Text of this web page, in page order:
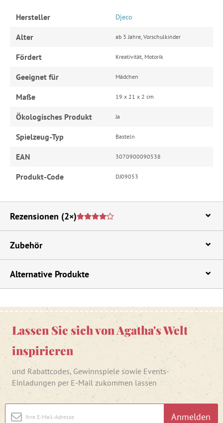
Hersteller Djeco
Alter ab 3 Jahre, Vorschulkinder
Fördert Kreativität, Motorik
Geeignet für Mädchen
Maße 19 x 21 x 2 cm
Ökologisches Produkt Ja
Spielzeug-Typ Basteln
EAN 3070900090538
Produkt-Code DJ09053
Rezensionen (2×)
Zubehör
Alternative Produkte
Lassen Sie sich von Agatha's Welt
inspirieren
und Rabattcodes, Gewinnspiele sowie Events-
Einladungen per E-Mail zukommen lassen
Anmelden